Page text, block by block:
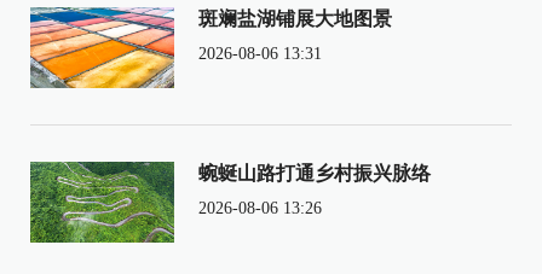
斑斓盐湖铺展大地图景
2026-08-06 13:31
蜿蜒山路打通乡村振兴脉络
2026-08-06 13:26